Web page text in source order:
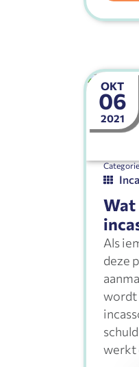
OKT
06
2021
Categorie
Wat
Als
deze
wordt
werkt